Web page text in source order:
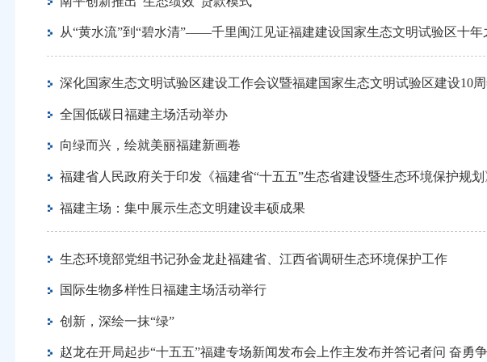
从“黄水流”到“碧水清”——千里闽江见证福建建设国家生态文明试验区十年
深化国家生态文明试验区建设工作会议暨福建国家生态文明试验区建设10
全国低碳日福建主场活动举办
向绿而兴，绘就美丽福建新画卷
福建省人民政府关于印发《福建省“十五五”生态省建设暨生态环境保护规
福建主场：集中展示生态文明建设丰硕成果
生态环境部党组书记孙金龙赴福建省、江西省调研生态环境保护工作
国际生物多样性日福建主场活动举行
创新，深绘一抹“绿”
赵龙在开局起步“十五五”福建专场新闻发布会上作主发布并答记者问 奋勇